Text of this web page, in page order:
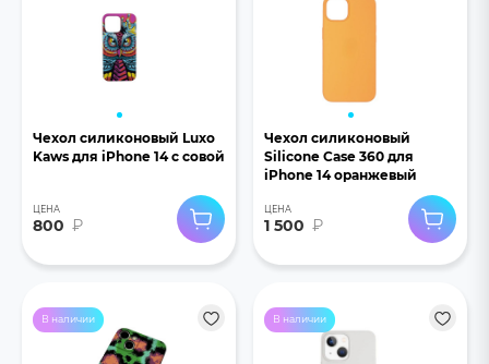
Чехол силиконовый Luxo
Kaws для iPhone 14 с совой
ЦЕНА
800 ₽
Чехол силиконовый
Silicone Case 360 для
iPhone 14 оранжевый
ЦЕНА
1 500 ₽
В наличии В наличии